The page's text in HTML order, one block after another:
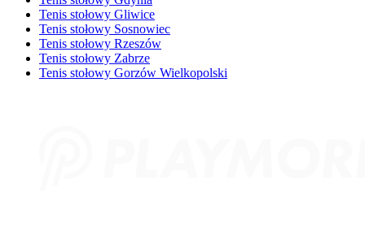
Tenis stołowy Gliwice
Tenis stołowy Sosnowiec
Tenis stołowy Rzeszów
Tenis stołowy Zabrze
Tenis stołowy Gorzów Wielkopolski